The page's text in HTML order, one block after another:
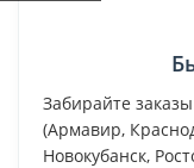
Забирайте
(Армавир,
Новокубанск,